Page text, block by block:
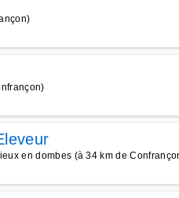
en dombes (à 34 km de